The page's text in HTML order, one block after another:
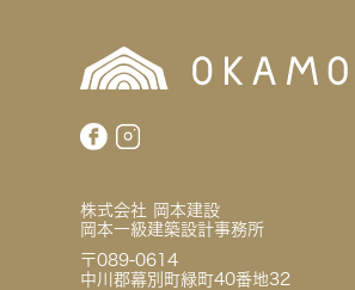
株式会社 岡本建設
岡本一級建築設計事務所
〒089-0614
中川郡幕別町緑町40番地32